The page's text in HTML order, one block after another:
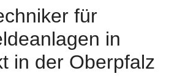
für
in
in der Oberpfalz